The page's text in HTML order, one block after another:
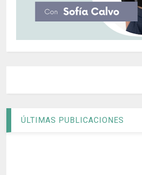
ÚLTIMAS PUBLICACIONES